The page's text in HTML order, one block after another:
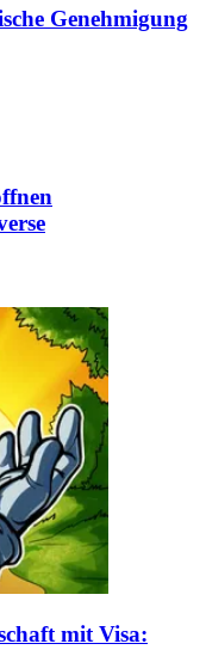
Genehmigung
mit Visa: